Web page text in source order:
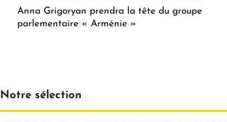
Anna Grigoryan prendra la tête du groupe
parlementaire « Arménie »
Notre sélection